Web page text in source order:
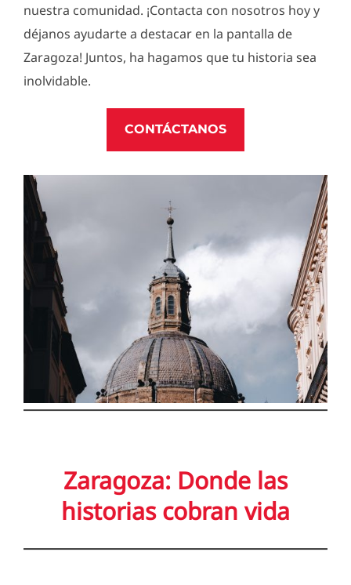
nuestra comunidad. ¡Contacta con nosotros hoy y
déjanos ayudarte a destacar en la pantalla de
Zaragoza! Juntos, ha hagamos que tu historia sea
inolvidable.
CONTÁCTANOS
Zaragoza: Donde las
historias cobran vida